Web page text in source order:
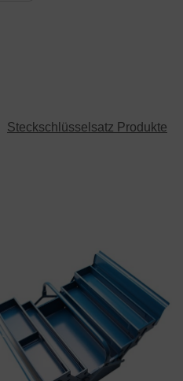
Steckschlüsselsatz Produkte